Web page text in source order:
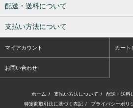
配送・送料について
支払い方法について
マイアカウント カート
お問い合わせ
ホーム / 支払い方法について / 配送・送料
特定商取引法に基づく表記 / プライバシーポリ